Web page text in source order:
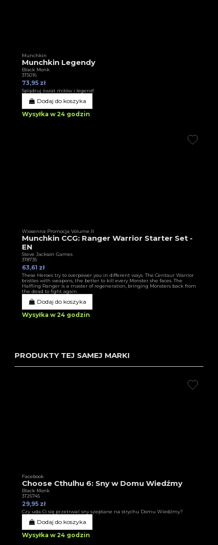
Munchkin
Munchkin Legendy
Black Monk
3T5016
73,95 zł
Splądruj świat mitów i legend!
Dodaj do koszyka
Wysyłka w 24 godzin
Wiosenna Promocja Volume II
Munchkin CCG: Ranger Warrior Starter Set -
EN
Steve Jackson Games
3T8735
63,61 zł
These Heroes try to overpower you in different ways. The Centaur Warrior
bristles with weapons, the better to kill every Monster she faces. The
Halfling Ranger is a master of regeneration, bringing Monsters back from
the dead to fight again.
Dodaj do koszyka
Wysyłka w 24 godzin
PRODUKTY TEJ SAMEJ MARKI
Facebook
Choose Cthulhu 6: Sny w Domu Wiedźmy
Black Monk
3T26745
29,95 zł
Czy uda Ci się przetrwać sny szeptane na strychu Domu Wiedźmy?
Dodaj do koszyka
Wysyłka w 24 godzin